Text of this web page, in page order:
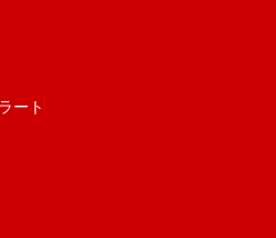
ート